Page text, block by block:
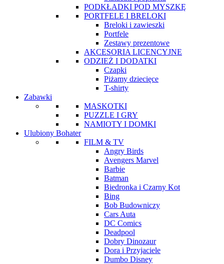
PODKŁADKI POD MYSZKĘ
PORTFELE I BRELOKI
Breloki i zawieszki
Portfele
Zestawy prezentowe
AKCESORIA LICENCYJNE
ODZIEŻ I DODATKI
Czapki
Piżamy dziecięce
T-shirty
Zabawki
MASKOTKI
PUZZLE I GRY
NAMIOTY I DOMKI
Ulubiony Bohater
FILM & TV
Angry Birds
Avengers Marvel
Barbie
Batman
Biedronka i Czarny Kot
Bing
Bob Budowniczy
Cars Auta
DC Comics
Deadpool
Dobry Dinozaur
Dora i Przyjaciele
Dumbo Disney